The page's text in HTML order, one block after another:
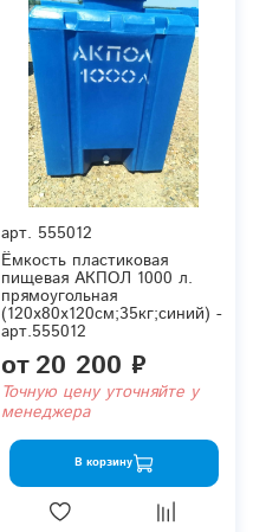
арт. 555012
Ёмкость пластиковая
пищевая АКПОЛ 1000 л.
прямоугольная
(120x80x120см;35кг;синий) -
арт.555012
от20 200 ₽
Точную цену уточняйте у
менеджера
В корзину